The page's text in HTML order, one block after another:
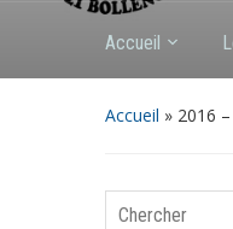
Accueil
Accueil » 2016
Chercher